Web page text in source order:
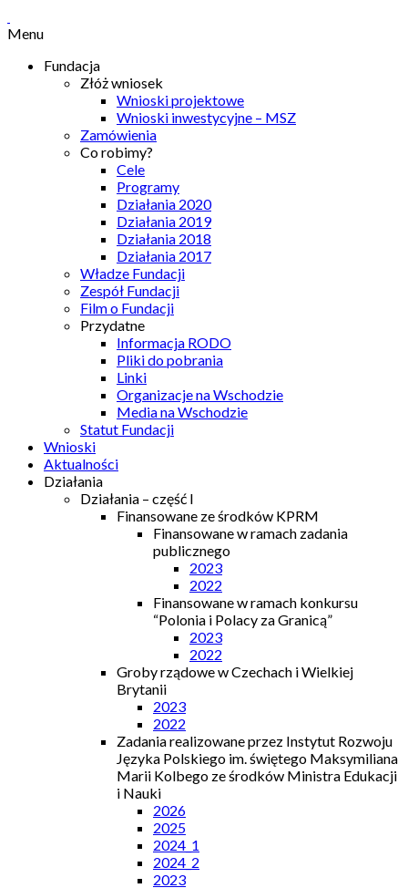
Menu
Fundacja
Złóż wniosek
Wnioski projektowe
Wnioski inwestycyjne – MSZ
Zamówienia
Co robimy?
Cele
Programy
Działania 2020
Działania 2019
Działania 2018
Działania 2017
Władze Fundacji
Zespół Fundacji
Film o Fundacji
Przydatne
Informacja RODO
Pliki do pobrania
Linki
Organizacje na Wschodzie
Media na Wschodzie
Statut Fundacji
Wnioski
Aktualności
Działania
Działania – część I
Finansowane ze środków KPRM
Finansowane w ramach zadania
publicznego
2023
2022
Finansowane w ramach konkursu
“Polonia i Polacy za Granicą”
2023
2022
Groby rządowe w Czechach i Wielkiej
Brytanii
2023
2022
Zadania realizowane przez Instytut Rozwoju
Języka Polskiego im. świętego Maksymiliana
Marii Kolbego ze środków Ministra Edukacji
i Nauki
2026
2025
2024_1
2024_2
2023